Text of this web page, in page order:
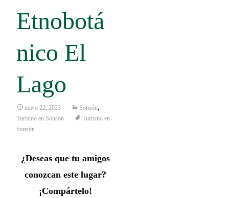
Etnobotá
nico El
Lago
mayo 22, 2023 Sonsón
Turismo en Sonsón
Turismo en
Sonsón
¿Deseas que tu amigos
conozcan este lugar?
¡Compártelo!